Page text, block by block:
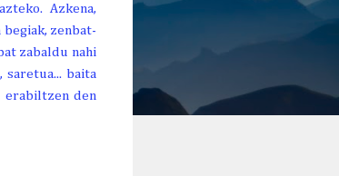
Azkena,
zenbat-
zabaldu nahi
baita
erabiltzen den